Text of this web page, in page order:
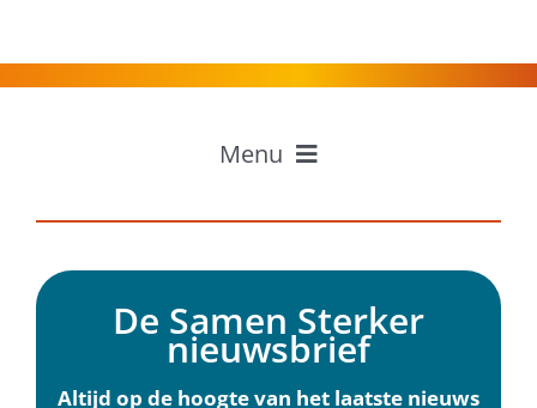
Menu
Inwoners
Ervaringen
Over Samen Sterker
Nieuws
De Samen Sterker
nieuwsbrief
Altijd op de hoogte van het laatste nieuws